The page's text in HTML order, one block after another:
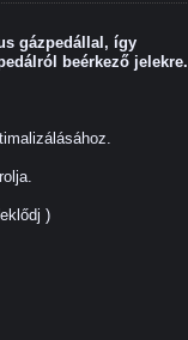
gázpedállal, így
beérkező jelekre.
)